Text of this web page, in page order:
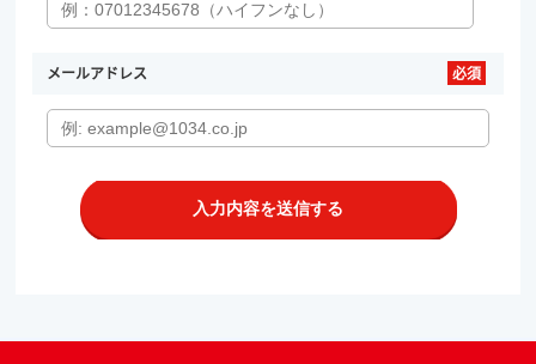
メールアドレス